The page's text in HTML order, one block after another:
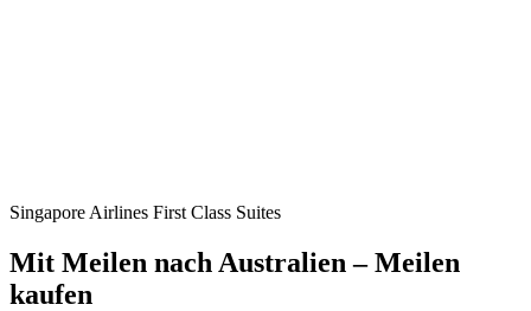
Singapore Airlines First Class Suites
Mit Meilen nach Australien – Meilen
kaufen